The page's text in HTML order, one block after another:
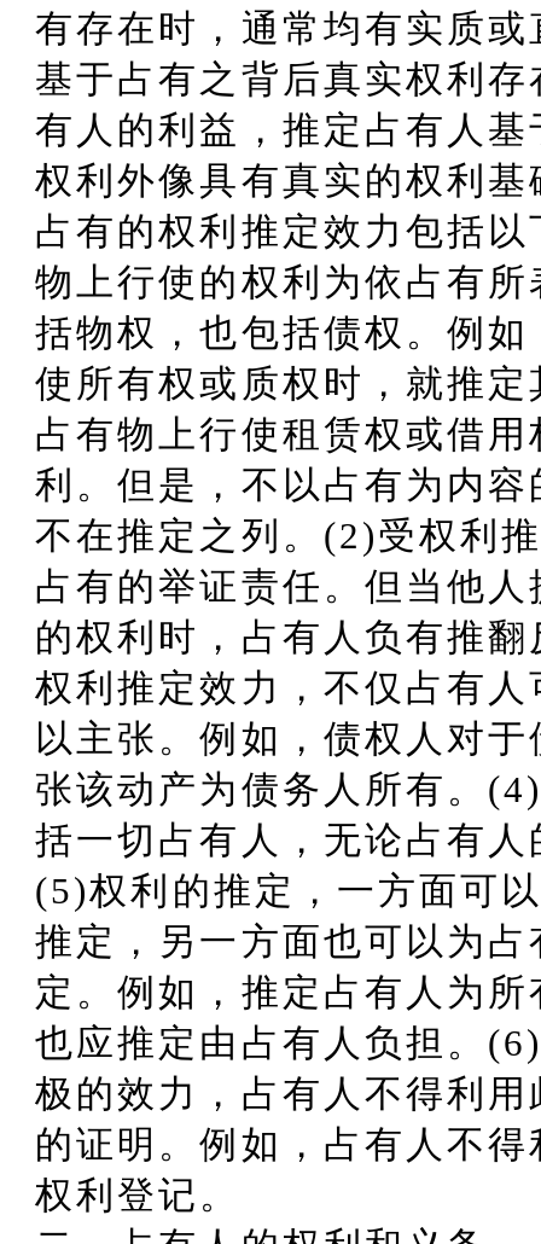
有存在时，通常均有实质
基于占有之背后真实权利
有人的利益，推定占有人
权利外像具有真实的权利基
占有的权利推定效力包括
物上行使的权利为依占有
括物权，也包括债权。例
使所有权或质权时，就推
占有物上行使租赁权或借
利。但是，不以占有为内
不在推定之列。(2)受权利
占有的举证责任。但当他
的权利时，占有人负有推
权利推定效力，不仅占有
以主张。例如，债权人对
张该动产为债务人所有。
括一切占有人，无论占有
(5)权利的推定，一方面可
推定，另一方面也可以为
定。例如，推定占有人为
也应推定由占有人负担。
极的效力，占有人不得利
的证明。例如，占有人不
权利登记。